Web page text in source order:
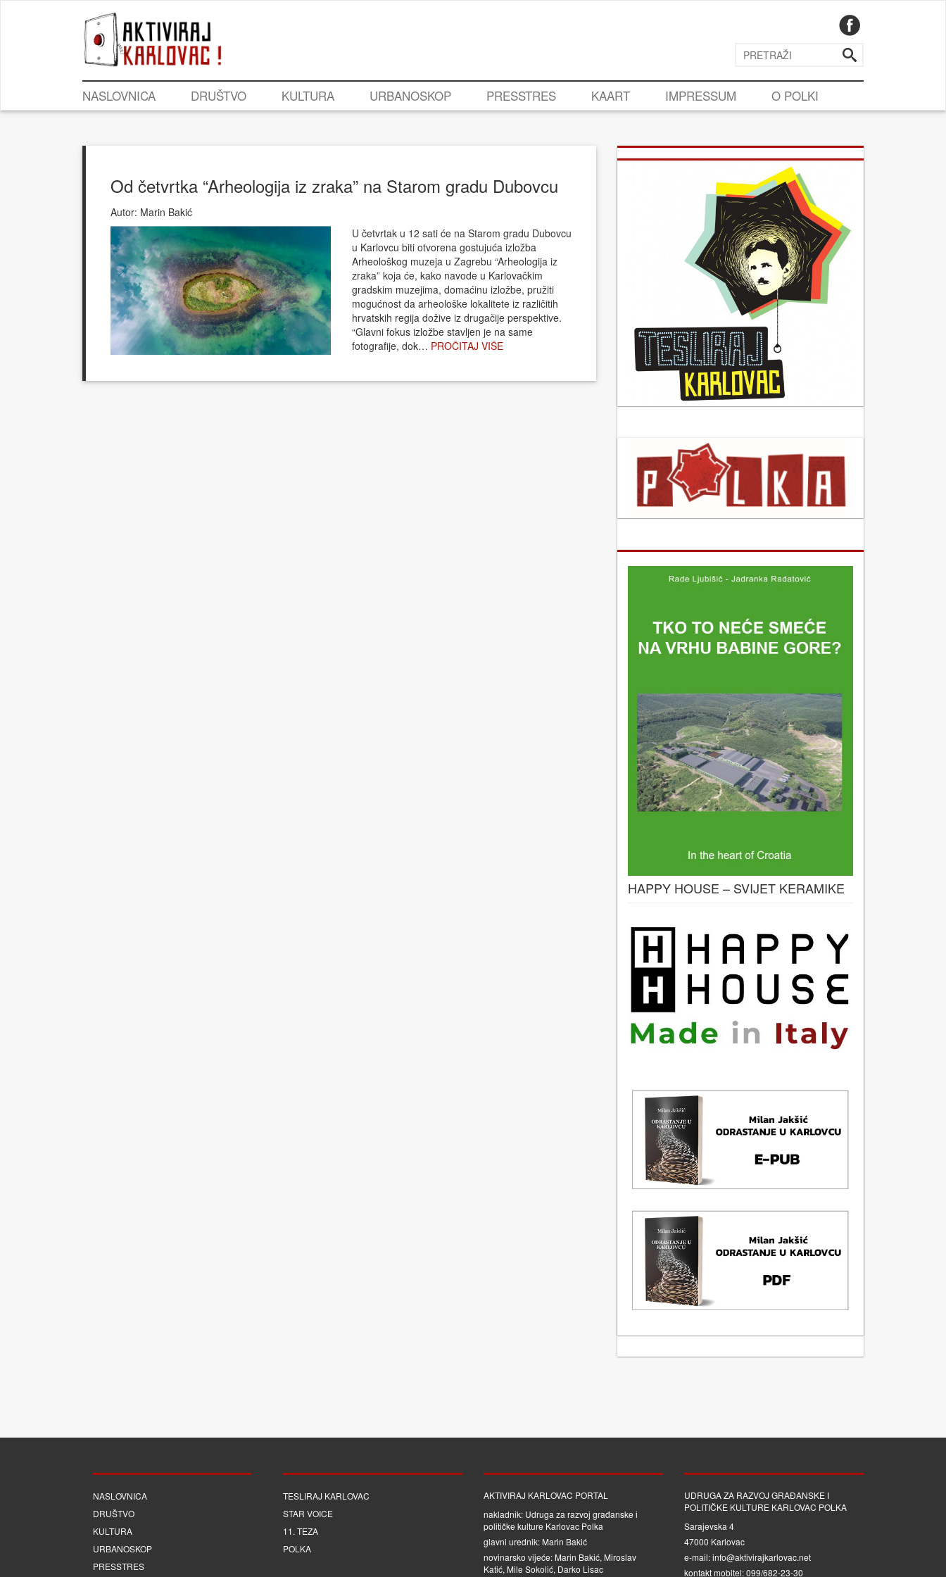
NASLOVNICA DRUŠTVO KULTURA URBANOSKOP PRESSTRES KAART IMPRESSUM O POLKI
Od četvrtka “Arheologija iz zraka” na Starom gradu Dubovcu
Autor: Marin Bakić
U četvrtak u 12 sati će na Starom gradu Dubovcu
u Karlovcu biti otvorena gostujuća izložba
Arheološkog muzeja u Zagrebu “Arheologija iz
zraka” koja će, kako navode u Karlovačkim
gradskim muzejima, domaćinu izložbe, pružiti
mogućnost da arheološke lokalitete iz različitih
hrvatskih regija dožive iz drugačije perspektive.
“Glavni fokus izložbe stavljen je na same
fotografije, dok… PROČITAJ VIŠE
HAPPY HOUSE – SVIJET KERAMIKE
NASLOVNICA
DRUŠTVO
KULTURA
URBANOSKOP
PRESSTRES
TESLIRAJ KARLOVAC
STAR VOICE
11. TEZA
POLKA
AKTIVIRAJ KARLOVAC PORTAL
nakladnik: Udruga za razvoj građanske i
političke kulture Karlovac Polka
glavni urednik: Marin Bakić
novinarsko vijeće: Marin Bakić, Miroslav
Katić, Mile Sokolić, Darko Lisac
UDRUGA ZA RAZVOJ GRAĐANSKE I
POLITIČKE KULTURE KARLOVAC POLKA
Sarajevska 4
47000 Karlovac
e-mail: info@aktivirajkarlovac.net
kontakt mobitel: 099/682-23-30